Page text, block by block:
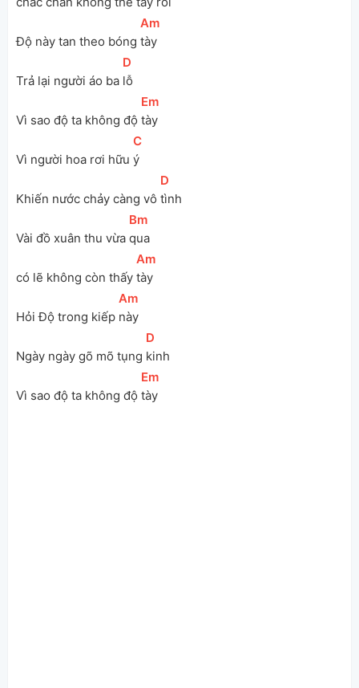
Độ này tan theo bóng
[
Am
tày
Trả lại người áo ba
[D
lỗ
Vì sao độ ta không độ
[Em
tày
Vì người hoa rơi hữu
[
C
ý
Khiến nước chảy càng vô
[D
tình
Vài đồ xuân thu vừa
[Bm
qua
có lẽ không còn thấy
[
Am
tày
Hỏi Độ trong kiếp
[
Am
này
Ngày ngày gõ mõ tụng
[D
kinh
Vì sao độ ta không độ
[Em
tày